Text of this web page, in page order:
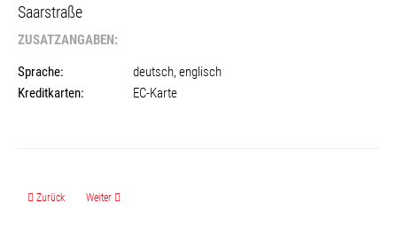
Saarstraße
ZUSATZANGABEN:
Sprache:
deutsch, englisch
Kreditkarten:
EC-Karte
Vorheriger Beitrag: HECHT INS GEFECHT
Zurück Nächster Beitrag: HOL'AB! Getränkemarkt in Hemelingen
Weiter